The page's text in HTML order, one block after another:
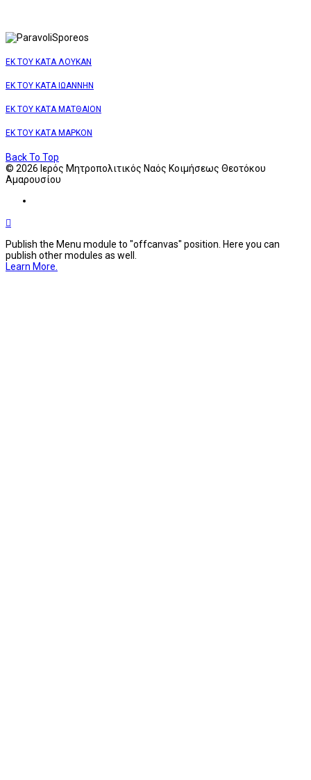
ΕΚ ΤΟΥ ΚΑΤΑ ΛΟΥΚΑΝ
ΕΚ ΤΟΥ ΚΑΤΑ ΙΩΑΝΝΗΝ
ΕΚ ΤΟΥ ΚΑΤΑ ΜΑΤΘΑΙΟΝ
ΕΚ ΤΟΥ ΚΑΤΑ ΜΑΡΚΟΝ
Back To Top
© 2026 Ιερός Μητροπολιτικός Ναός Κοιμήσεως Θεοτόκου
Αμαρουσίου
Publish the Menu module to "offcanvas" position. Here you can
publish other modules as well.
Learn More.